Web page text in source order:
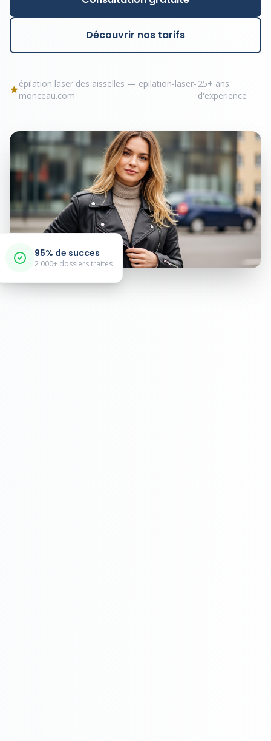
Découvrir nos tarifs
épilation laser des aisselles — epilation-laser-
monceau.com
25+ ans
d'experience
95% de succes
2 000+ dossiers traites